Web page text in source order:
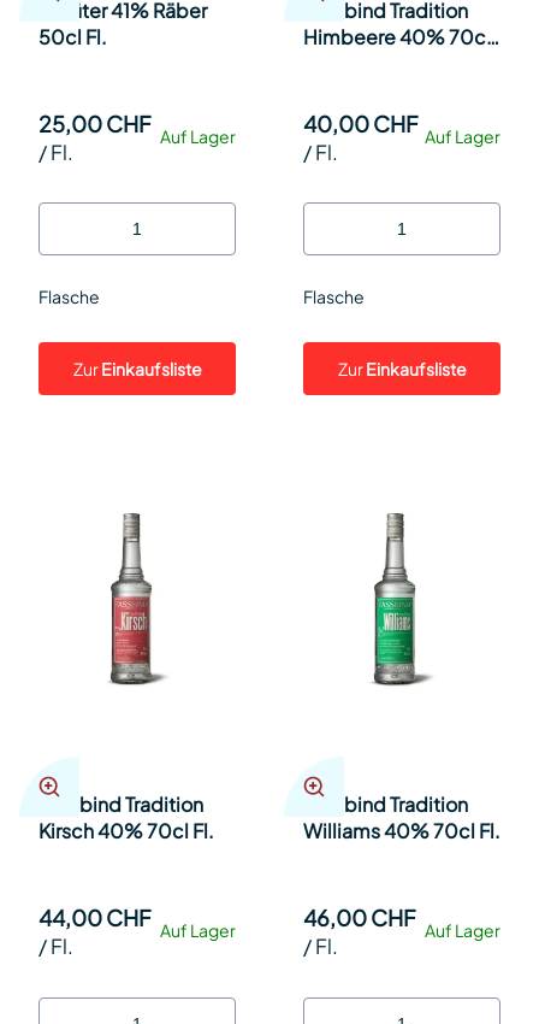
Chrüter 41% Räber
50cl Fl.
Auf Lager
25,00 CHF
/Fl.
Flasche
ZurEinkaufsliste
Fassbind Tradition
Himbeere 40% 70cl
Auf Lager
40,00 CHF
/Fl.
Flasche
ZurEinkaufsliste
Fassbind Tradition
Kirsch 40% 70cl Fl.
Auf Lager
44,00 CHF
/Fl.
Fassbind Tradition
Williams 40% 70cl Fl.
Auf Lager
46,00 CHF
/Fl.